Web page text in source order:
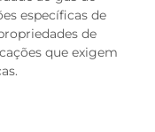
específicas de
de
que exigem